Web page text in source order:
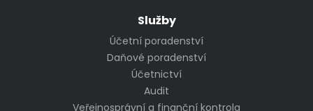
Služby
Účetní poradenství
Daňové poradenství
Účetnictví
Audit
Veřejnosprávní a finanční kontrola